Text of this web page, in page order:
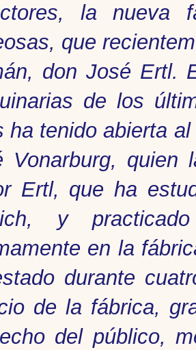
la nueva
que
don José Ertl.
de los
ha tenido abierta
Vonarburg,
Ertl, que ha
y
en la
durante
de la fábrica,
del público,